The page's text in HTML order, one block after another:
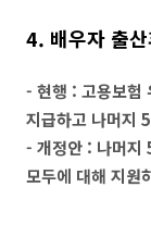
4. 배우자 출
- 현행 : 고용보험
지급하고 나머지
- 개정안 : 나머지
모두에 대해 지원